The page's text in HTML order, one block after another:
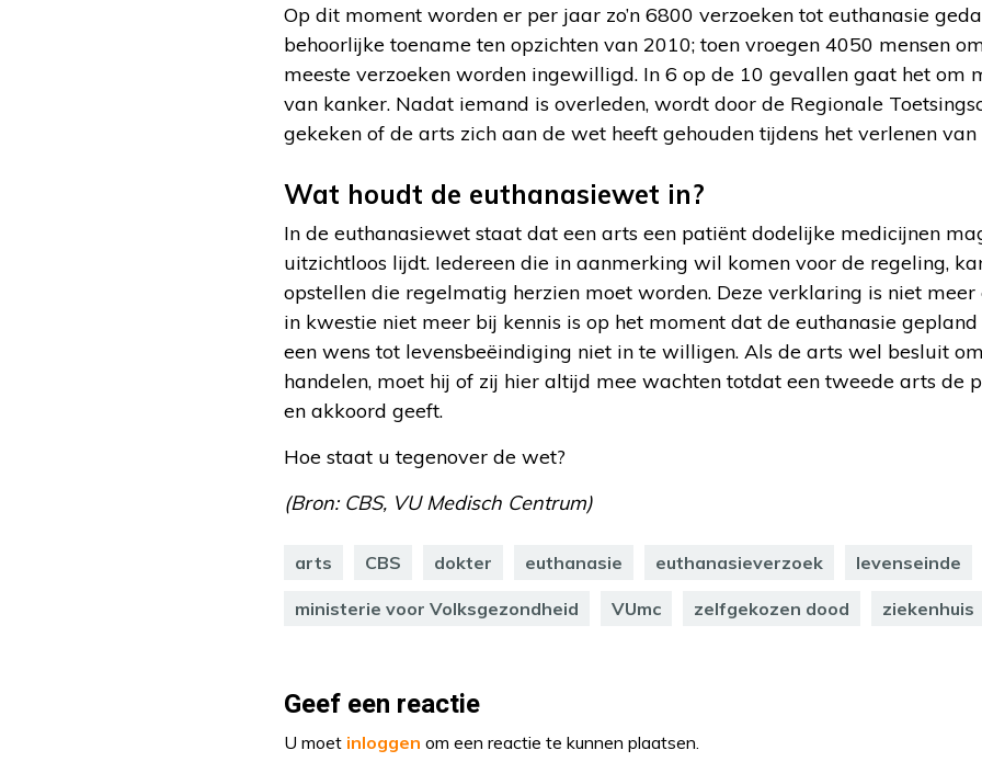
Op dit moment worden er per jaar zo’n 6800 verzoeken tot euthanasie
behoorlijke toename ten opzichten van 2010; toen vroegen 4050 mensen
meeste verzoeken worden ingewilligd. In 6 op de 10 gevallen gaat het om
van kanker. Nadat iemand is overleden, wordt door de Regionale
gekeken of de arts zich aan de wet heeft gehouden tijdens het verlenen van
Wat houdt de euthanasiewet in?
In de euthanasiewet staat dat een arts een patiënt dodelijke medicijnen
uitzichtloos lijdt. Iedereen die in aanmerking wil komen voor de regeling,
opstellen die regelmatig herzien moet worden. Deze verklaring is niet
in kwestie niet meer bij kennis is op het moment dat de euthanasie
een wens tot levensbeëindiging niet in te willigen. Als de arts wel besluit
handelen, moet hij of zij hier altijd mee wachten totdat een tweede arts de
en akkoord geeft.
Hoe staat u tegenover de wet?
(Bron: CBS, VU Medisch Centrum)
arts CBS dokter euthanasie euthanasieverzoek levenseinde
ministerie voor Volksgezondheid VUmc zelfgekozen dood ziekenhuis
Geef een reactie
U moet inloggen om een reactie te kunnen plaatsen.